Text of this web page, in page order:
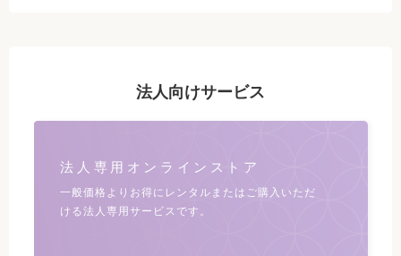
法人向けサービス
法人専用オンラインストア
一般価格よりお得にレンタルまたは ご購入いただ
ける法人専用サービスです。